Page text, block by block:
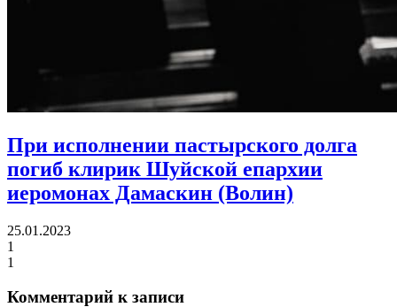
При исполнении пастырского долга
погиб клирик Шуйской епархии
иеромонах Дамаскин (Волин)
25.01.2023
1
1
Комментарий к записи